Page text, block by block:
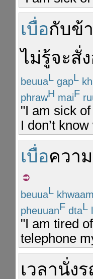
เบื่อกับข้
ไม่รู้จะสั่ง
beuuaL gapL
phrawH maiF
"I am sick
I don’t
เบื่อควา
beuuaL
pheuuanF dtaL
"I am tired
telephone
เวลานั่งร